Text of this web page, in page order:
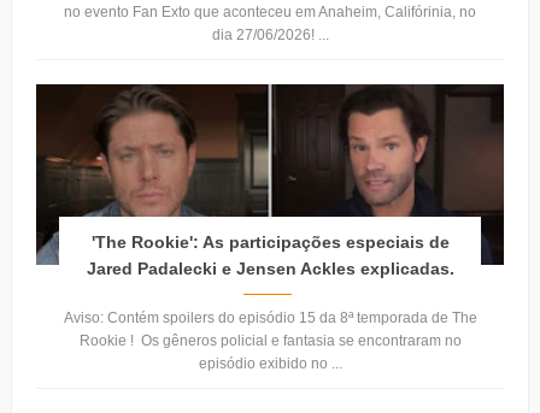
no evento Fan Exto que aconteceu em Anaheim, Califórinia, no
dia 27/06/2026! ...
'The Rookie': As participações especiais de
Jared Padalecki e Jensen Ackles explicadas.
Aviso: Contém spoilers do episódio 15 da 8ª temporada de The
Rookie ! Os gêneros policial e fantasia se encontraram no
episódio exibido no ...